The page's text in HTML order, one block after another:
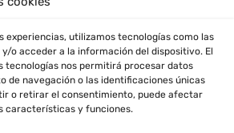
experiencias, utilizamos tecnologías como las
o acceder a la información del dispositivo. El
tecnologías nos permitirá procesar datos
de navegación o las identificaciones únicas
o retirar el consentimiento, puede afectar
características y funciones.